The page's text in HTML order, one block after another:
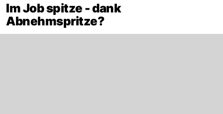
Im Job spitze - dank
Abnehmspritze?